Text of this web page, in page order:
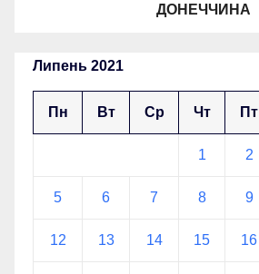
ДОНЕЧЧИНА
Липень 2021
Пн Вт Ср Чт Пт
1 2
5 6 7 8 9
12 13 14 15 16